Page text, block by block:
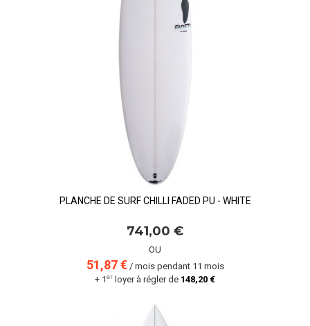
PLANCHE DE SURF CHILLI FADED PU - WHITE
741,00 €
OU
51,87 €/ mois pendant 11 mois
+ 1er loyer à régler de 148,20 €